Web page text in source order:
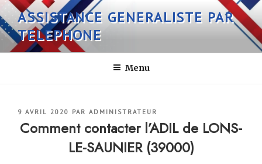
Aller
au
contenu
principal
ASSISTANCE GENERALISTE PAR
TELEPHONE
Menu
PUBLIÉ
LE
9 AVRIL 2020 PAR ADMINISTRATEUR
Comment contacter l’ADIL de LONS-
LE-SAUNIER (39000)